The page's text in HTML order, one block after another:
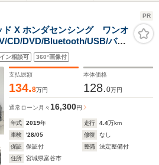
PR
X ホンダセンシング ワンオ
CD/DVD/Bluetooth/USB/バッ
ーター/パドルシフト/アダプ
ル/レーンキープアシスト/寒冷
禁煙車
ン相談可 360°画像付
支払総額
134.8万円
本体価格
128.0万円
通常ローン 月々16,300円
年式 2019年 走行 4.4万km
車検
'28/05 修復
なし
保証
保証付 整備
法定整備付
住所
宮城県富谷市